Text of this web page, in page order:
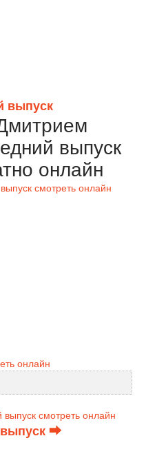
выпуск
выпуск
онлайн
смотреть онлайн
онлайн
смотреть онлайн
⮕